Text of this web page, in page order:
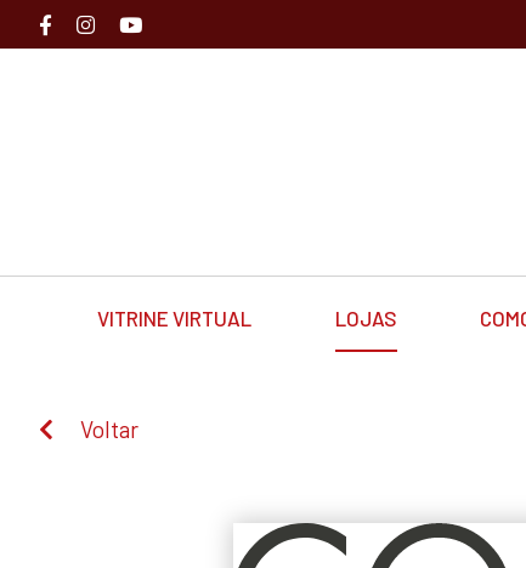
VITRINE VIRTUAL LOJAS
Voltar